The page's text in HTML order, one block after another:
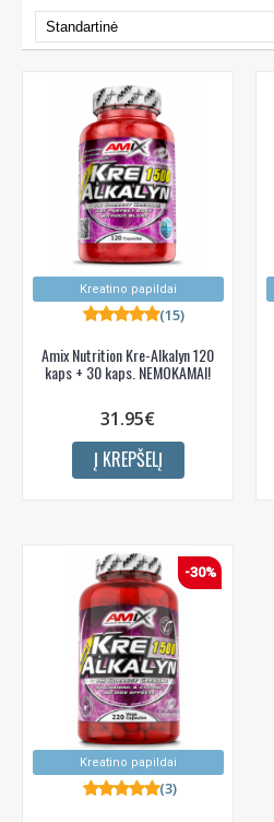
Kreatino papildai
Amix Nutrition Kre-Alkalyn 120
kaps + 30 kaps. NEMOKAMAI!
(15)
31.95€
Į KREPŠELĮ
Kreatino papildai
-30%
(3)